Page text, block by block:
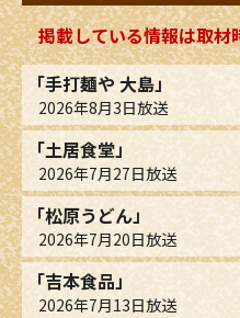
掲載している情報は取材
「手打麺や 大島」
2026年8月3日放送
「土居食堂」
2026年7月27日放送
「松原うどん」
2026年7月20日放送
「吉本食品」
2026年7月13日放送